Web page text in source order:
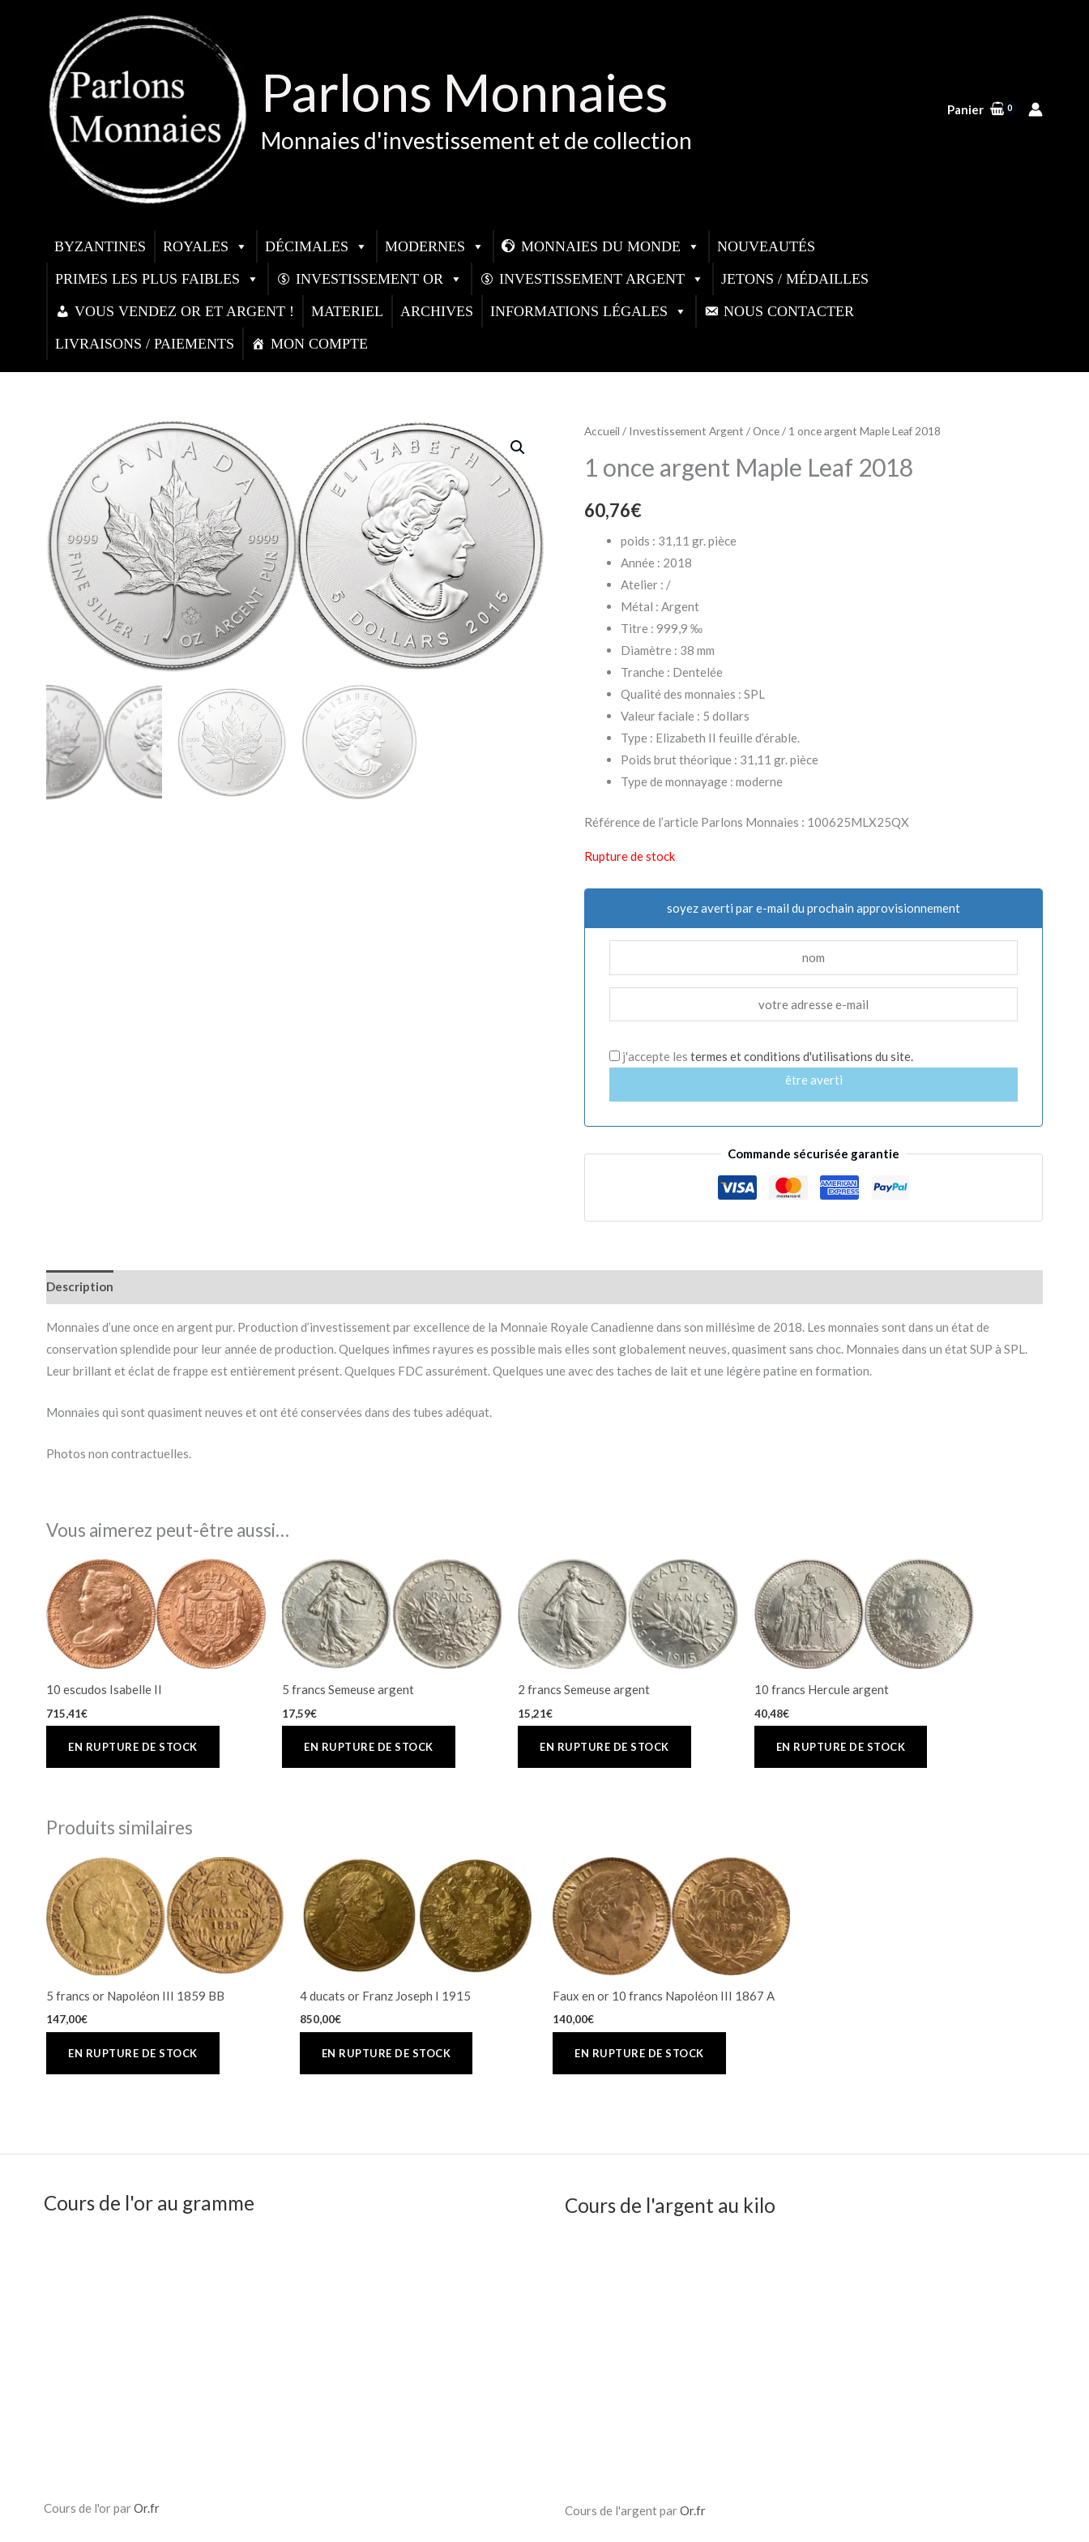
Parlons Monnaies
Monnaies d'investissement et de collection
Panier
BYZANTINES ROYALES DÉCIMALES MODERNES MONNAIES DU MONDE
NOUVEAUTÉS
PRIMES LES PLUS FAIBLES
INVESTISSEMENT OR INVESTISSEMENT ARGENT
JETONS / MÉDAILLES
VOUS VENDEZ OR ET ARGENT !
MATERIEL ARCHIVES INFORMATIONS LÉGALES
NOUS CONTACTER
LIVRAISONS / PAIEMENTS
MON COMPTE
Accueil / Investissement Argent /Once/ 1 once argent Maple Leaf 2018
1 once argent Maple Leaf 2018
60,76€
poids : 31,11 gr. pièce
Année : 2018
Atelier : /
Métal : Argent
Titre : 999,9 ‰
Diamètre : 38 mm
Tranche : Dentelée
Qualité des monnaies : SPL
Valeur faciale : 5 dollars
Type : Elizabeth II feuille d’érable.
Poids brut théorique : 31,11 gr. pièce
Type de monnayage : moderne
Référence de l’article Parlons Monnaies : 100625MLX25QX
Rupture de stock
soyez averti par e-mail du prochain approvisionnement
j'accepte lestermes et conditions d'utilisations du site.
être averti
Commande sécurisée garantie
Description
Monnaies d’une once en argent pur. Production d’investissement par excellence de la Monnaie Royale Canadienne dans son millésime de 2018. Les monnaies sont dans un état de
conservation splendide pour leur année de production. Quelques infimes rayures es possible mais elles sont globalement neuves, quasiment sans choc. Monnaies dans un état SUP à SPL.
Leur brillant et éclat de frappe est entièrement présent.Quelques FDC assurément. Quelques une avec des taches de lait et une légère patine en formation.
Monnaies qui sont quasiment neuves et ont été conservées dans des tubes adéquat.
Photos non contractuelles.
Vous aimerez peut-être aussi…
10 escudos Isabelle II
715,41€
5 francs Semeuse argent
17,59€
2 francs Semeuse argent
15,21€
10 francs Hercule argent
40,48€
Produits similaires
5 francs or Napoléon III 1859 BB
147,00€
4 ducats or Franz Joseph I 1915
850,00€
Faux en or 10 francs Napoléon III 1867 A
140,00€
Cours de l'or au gramme
Cours de l'or parOr.fr
Cours de l'argent au kilo
Cours de l'argent parOr.fr